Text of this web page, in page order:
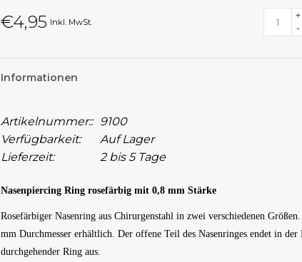
€4,95 Inkl. MwSt.
+
-
Informationen
Artikelnummer::
9100
Verfügbarkeit:
Auf Lager
Lieferzeit:
2 bis 5 Tage
Nasenpiercing Ring rosefärbig mit 0,8 mm Stärke
Rosefärbiger Nasenring aus Chirurgenstahl in zwei verschiedenen
mm Durchmesser erhältlich. Der offene Teil des Nasenringes endet in der
durchgehender Ring aus.